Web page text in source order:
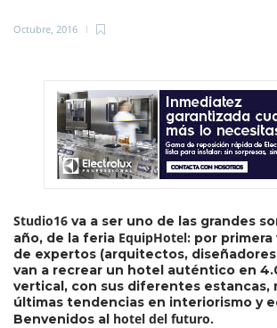
Octubre, 2016
Studio16 va a ser uno de las grandes
año, de la feria EquipHotel: por
de expertos (arquitectos,
van a recrear un hotel auténtico en
vertical, con sus diferentes estancas,
últimas tendencias en interiorismo y
Benvenidos al hotel del futuro.